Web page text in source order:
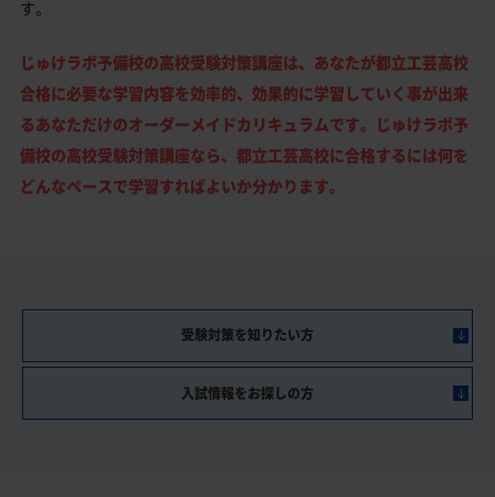
す。
じゅけラボ予備校の高校受験対策講座は、あなたが都立工芸高校
合格に必要な学習内容を効率的、効果的に学習していく事が出来
るあなただけのオーダーメイドカリキュラムです。じゅけラボ予
備校の高校受験対策講座なら、都立工芸高校に合格するには何を
どんなペースで学習すればよいか分かります。
受験対策を知りたい方
入試情報をお探しの方